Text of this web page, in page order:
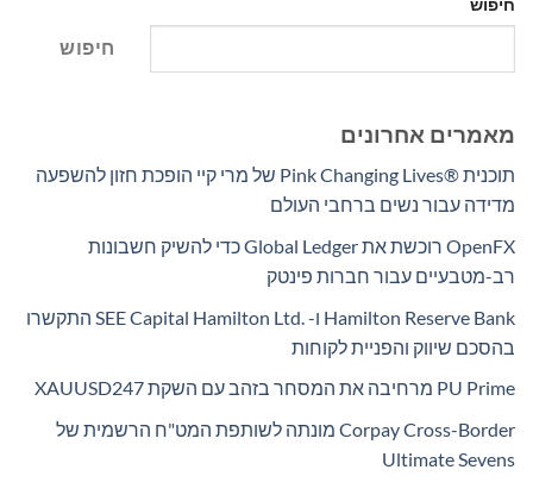
חיפוש
חיפוש
מאמרים אחרונים
תוכנית Pink Changing Lives®‎ של מרי קיי הופכת חזון להשפעה
מדידה עבור נשים ברחבי העולם
OpenFX רוכשת את Global Ledger כדי להשיק חשבונות
רב-מטבעיים עבור חברות פינטק
Hamilton Reserve Bank ו- SEE Capital Hamilton Ltd.‎ התקשרו
בהסכם שיווק והפניית לקוחות
PU Prime מרחיבה את המסחר בזהב עם השקת XAUUSD247
Corpay Cross-Border מונתה לשותפת המט"ח הרשמית של
Ultimate Sevens